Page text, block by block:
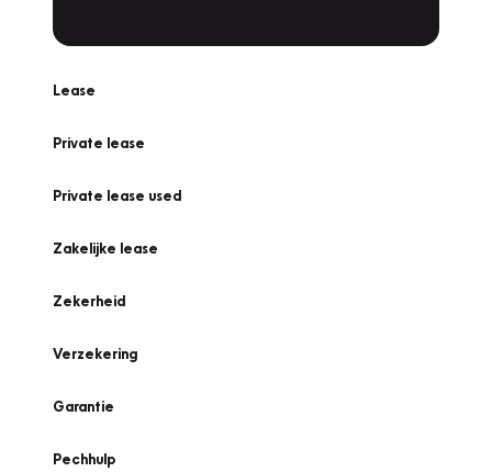
Lease
Private lease
Private lease used
Zakelijke lease
Zekerheid
Verzekering
Garantie
Pechhulp